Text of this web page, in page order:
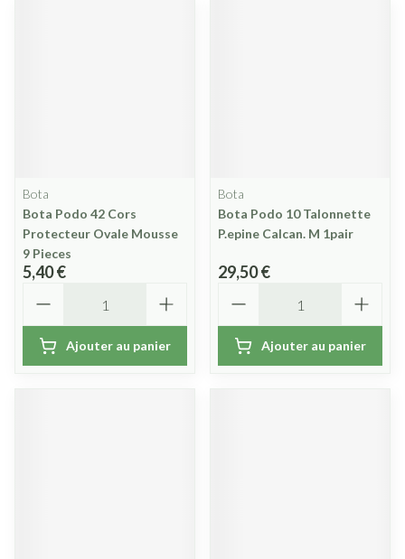
Bota
Bota Podo 42 Cors
Protecteur Ovale Mousse
9 Pieces
5,40 €
Ajouter au panier
Bota
Bota Podo 10 Talonnette
P.epine Calcan. M 1pair
29,50 €
Ajouter au panier